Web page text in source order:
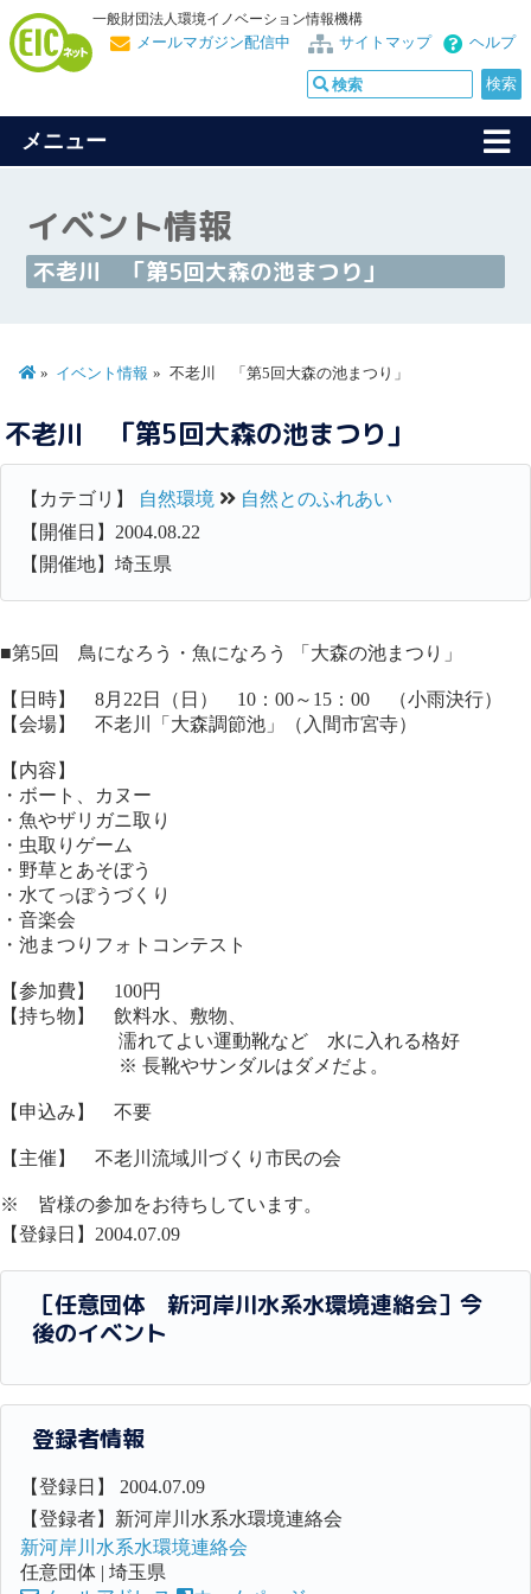
一般財団法人環境イノベーション情報機構
ヘルプ
サイトマップ
メールマガジン配信中
メニュー
イベント情報
不老川 「第5回大森の池まつり」
イベント情報 不老川 「第5回大森の池まつり」
不老川 「第5回大森の池まつり」
【カテゴリ】 自然環境
自然とのふれあい
【開催日】2004.08.22
【開催地】埼玉県
■第5回 鳥になろう・魚になろう 「大森の池まつり」
【日時】 8月22日（日） 10：00～15：00 （小雨決行）
【会場】 不老川「大森調節池」（入間市宮寺）
【内容】
・ボート、カヌー
・魚やザリガニ取り
・虫取りゲーム
・野草とあそぼう
・水てっぽうづくり
・音楽会
・池まつりフォトコンテスト
【参加費】 100円
【持ち物】 飲料水、敷物、
濡れてよい運動靴など 水に入れる格好
※ 長靴やサンダルはダメだよ。
【申込み】 不要
【主催】 不老川流域川づくり市民の会
※ 皆様の参加をお待ちしています。
【登録日】2004.07.09
［任意団体 新河岸川水系水環境連絡会］今
後のイベント
登録者情報
【登録日】 2004.07.09
【登録者】新河岸川水系水環境連絡会
新河岸川水系水環境連絡会
任意団体 | 埼玉県